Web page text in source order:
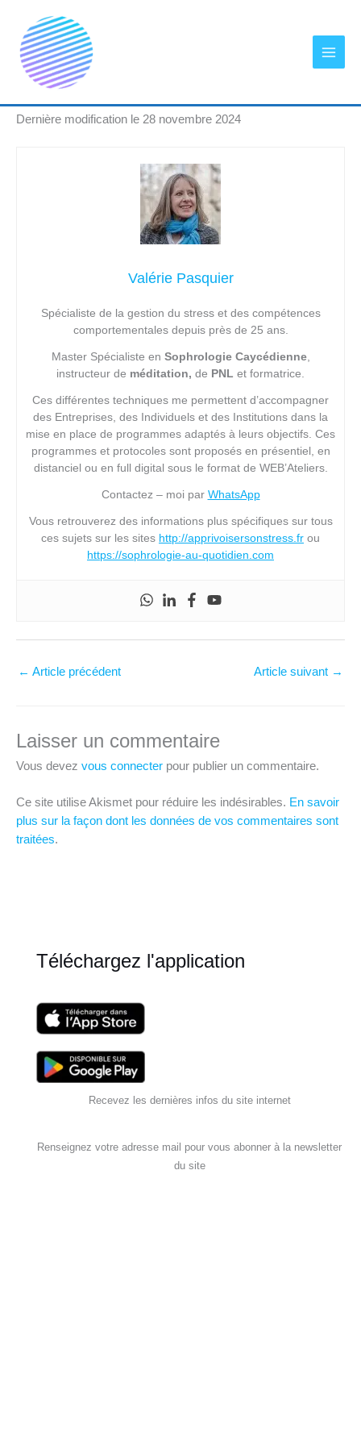
contenu
Dernière modification le 28 novembre 2024
Valérie Pasquier
Spécialiste de la gestion du stress et des compétences
comportementales depuis près de 25 ans.
Master Spécialiste en Sophrologie Caycédienne,
instructeur de méditation, de PNL et formatrice.
Ces différentes techniques me permettent d’accompagner
des Entreprises, des Individuels et des Institutions dans la
mise en place de programmes adaptés à leurs objectifs. Ces
programmes et protocoles sont proposés en présentiel, en
distanciel ou en full digital sous le format de WEB’Ateliers.
Contactez – moi par WhatsApp
Vous retrouverez des informations plus spécifiques sur tous
ces sujets sur les sites http://apprivoisersonstress.fr ou
https://sophrologie-au-quotidien.com
← Article précédent Article suivant →
Laisser un commentaire
Vous devez vous connecter pour publier un commentaire.
Ce site utilise Akismet pour réduire les indésirables. En savoir
plus sur la façon dont les données de vos commentaires sont
traitées.
Téléchargez l'application
Recevez les dernières infos du site internet
Renseignez votre adresse mail pour vous abonner à la newsletter
du site